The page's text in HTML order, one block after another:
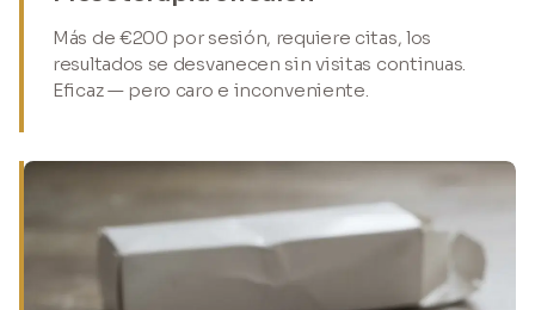
Más de €200 por sesión, requiere citas, los
resultados se desvanecen sin visitas continuas.
Eficaz — pero caro e inconveniente.